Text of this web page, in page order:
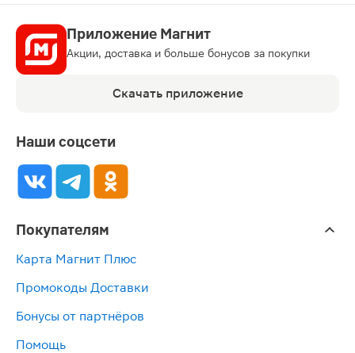
Приложение Магнит
Акции, доставка и больше бонусов за покупки
Скачать приложение
Наши соцсети
Покупателям
Карта Магнит Плюс
Промокоды Доставки
Бонусы от партнёров
Помощь